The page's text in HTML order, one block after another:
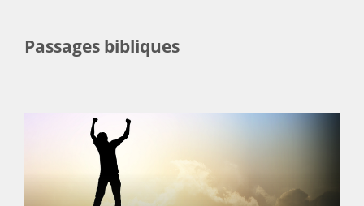
Passages bibliques